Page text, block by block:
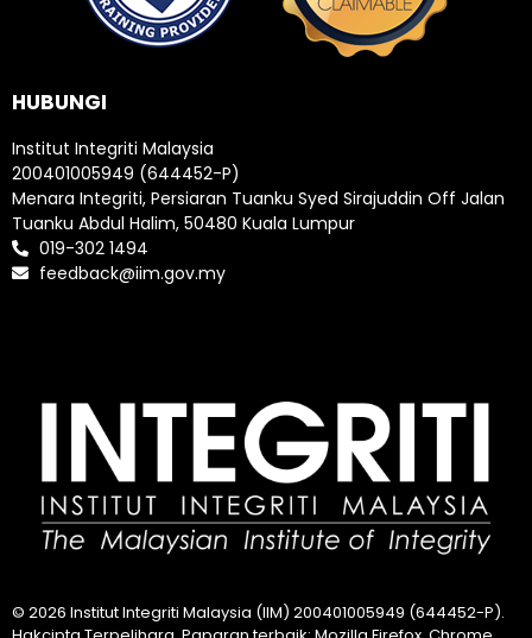
HUBUNGI
Institut Integriti Malaysia
200401005949 (644452-P)
Menara Integriti, Persiaran Tuanku Syed Sirajuddin Off Jalan
Tuanku Abdul Halim, 50480 Kuala Lumpur
019-302 1494
feedback@iim.gov.my
© 2026 Institut Integriti Malaysia (IIM) 200401005949 (644452-P).